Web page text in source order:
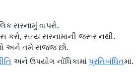
સરનામું વાપરો.
કરો, સત્ય સરનામાની જરૂર નથી.
અને તમે સજ્જ છો.
અને ઉપયોગ નોંધિકામાંપ્રતિબંધિતમાં.